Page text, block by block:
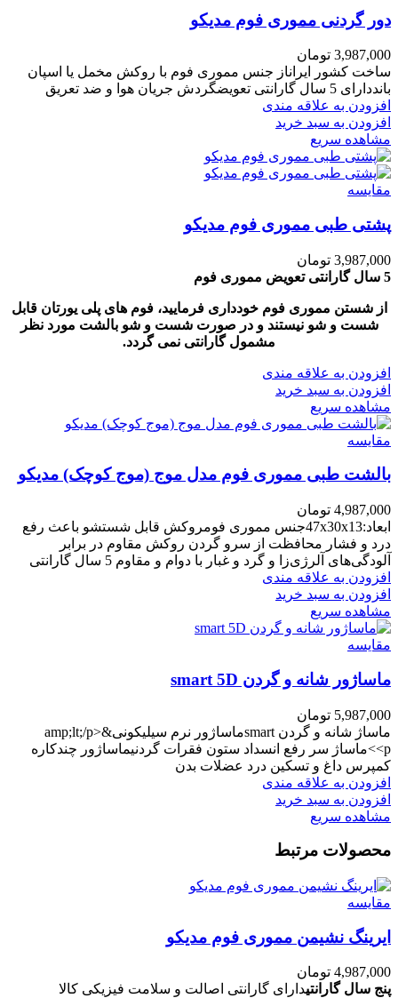
دور گردنی مموری فوم مدیکو
3,987,000 تومان
ساخت کشور ایراناز جنس مموری فوم با روکش مخمل یا اسپان
بانددارای 5 سال گارانتی تعویضگردش جریان هوا و ضد تعریق
افزودن به علاقه مندی
افزودن به سبد خرید
مشاهده سریع
مقایسه
پشتی طبی مموری فوم مدیکو
3,987,000 تومان
5 سال گارانتی تعویض مموری فوم
از شستن مموری فوم خودداری فرمایید، فوم های پلی یورتان قابل
شست و شو نیستند و در صورت شست و شو بالشت مورد نظر
مشمول گارانتی نمی گردد.
افزودن به علاقه مندی
افزودن به سبد خرید
مشاهده سریع
مقایسه
بالشت طبی مموری فوم مدل موج (موج کوچک) مدیکو
4,987,000 تومان
ابعاد:47x30x13جنس مموری فومروکش قابل شستشو باعث رفع
درد و فشار محافظت از سرو گردن روکش مقاوم در برابر
آلودگی‌های آلرژی‌زا و گرد و غبار با دوام و مقاوم 5 سال گارانتی
افزودن به علاقه مندی
افزودن به سبد خرید
مشاهده سریع
مقایسه
ماساژور شانه و گردن smart 5D
5,987,000 تومان
ماساژ شانه و گردن smartماساژور نرم سیلیکونی&amp;lt;/p>
<p>ماساژ سر رفع انسداد ستون فقرات گردنیماساژور چندکاره
کمپرس داغ و تسکین درد عضلات بدن
افزودن به علاقه مندی
افزودن به سبد خرید
مشاهده سریع
محصولات مرتبط
مقایسه
ایرینگ نشیمن مموری فوم مدیکو
4,987,000 تومان
پنج سال گارانتیدارای گارانتی اصالت و سلامت فیزیکی کالا